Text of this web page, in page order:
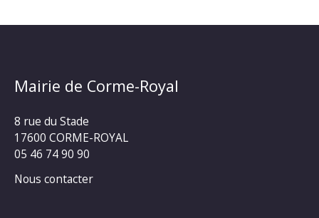
Mairie de Corme-Royal
8 rue du Stade
17600 CORME-ROYAL
05 46 74 90 90
Nous contacter